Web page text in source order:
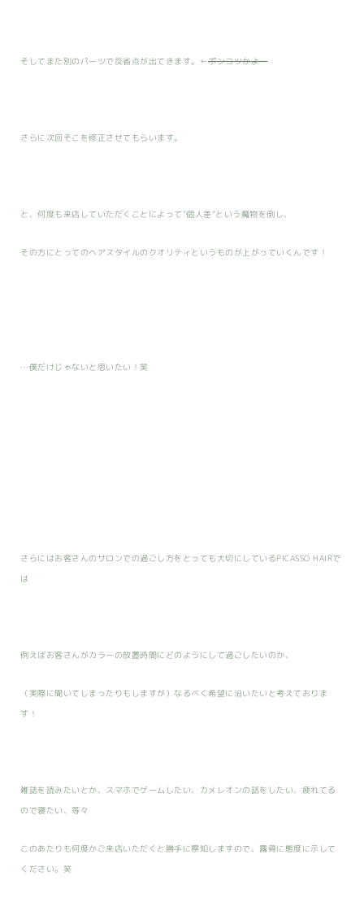
そしてまた別のパーツで反省点が出てきます。←ポンコツかよ…
さらに次回そこを修正させてもらいます。
と、何度も来店していただくことによって”個人差”という魔物を倒し、
その方にとってのヘアスタイルのクオリティというものが上がっていくんです！
…僕だけじゃないと思いたい！笑
さらにはお客さんのサロンでの過ごし方をとっても大切にしているPICASSO HAIRで
は
例えばお客さんがカラーの放置時間にどのようにして過ごしたいのか、
（実際に聞いてしまったりもしますが）なるべく希望に沿いたいと考えておりま
す！
雑誌を読みたいとか、スマホでゲームしたい、カメレオンの話をしたい、疲れてる
ので寝たい、等々
このあたりも何度かご来店いただくと勝手に察知しますので、露骨に態度に示して
ください。笑